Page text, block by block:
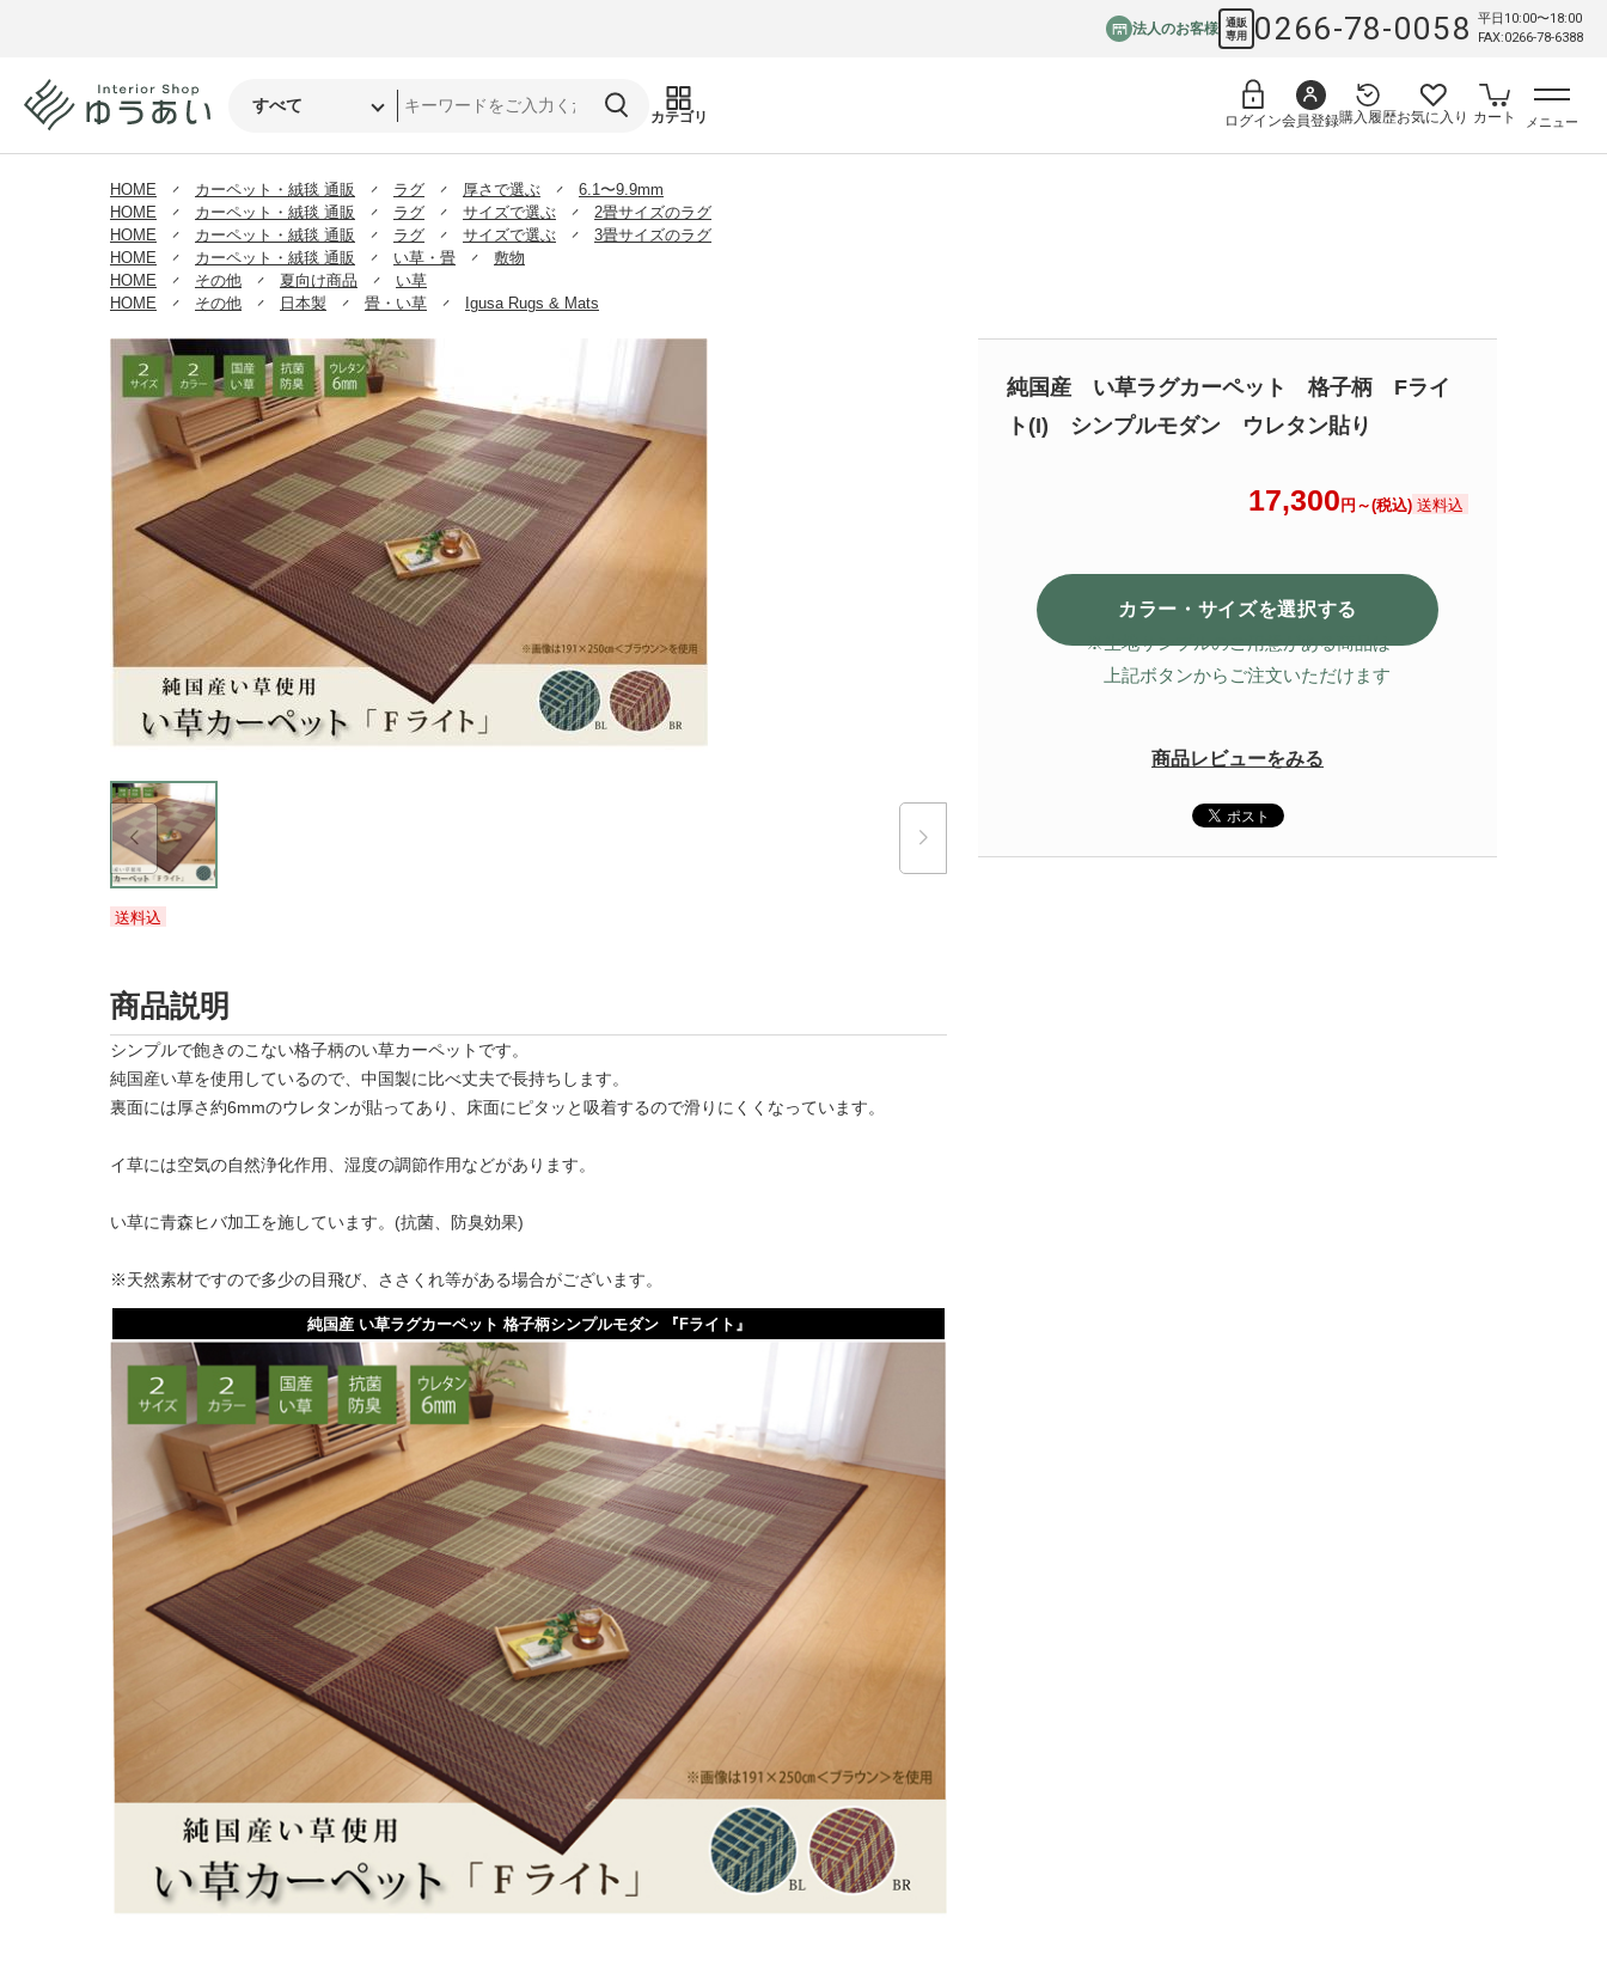
法人のお客様 通販
専用
0266-78-0058
平日10:00〜18:00
FAX:0266-78-6388
カテゴリ ログイン会員登録購入履歴お気に入り カート メニュー
HOME カーペット・絨毯 通販 ラグ 厚さで選ぶ
6.1〜9.9mm
HOME
カーペット・絨毯 通販 ラグ サイズで選ぶ
2畳サイズのラグ
HOME
カーペット・絨毯 通販 ラグ サイズで選ぶ
3畳サイズのラグ
HOME
カーペット・絨毯 通販 い草・畳
敷物
HOME
その他 夏向け商品
い草
HOME
その他 日本製 畳・い草 Igusa Rugs & Mats
送料込
商品説明
シンプルで飽きのこない格子柄のい草カーペットです。
純国産い草を使用しているので、中国製に比べ丈夫で長持ちします。
裏面には厚さ約6mmのウレタンが貼ってあり、床面にピタッと吸着するので滑りにくくなっています。
イ草には空気の自然浄化作用、湿度の調節作用などがあります。
い草に青森ヒバ加工を施しています。(抗菌、防臭効果)
※天然素材ですので多少の目飛び、ささくれ等がある場合がございます。
純国産 い草ラグカーペット 格子柄シンプルモダン 『Fライト』
純国産 い草ラグカーペット 格子柄 Fライ
ト(I) シンプルモダン ウレタン貼り
17,300 円～(税込) 送料込
カラー・サイズを選択する
※生地サンプルのご用意がある商品は
上記ボタンからご注文いただけます
商品レビューをみる